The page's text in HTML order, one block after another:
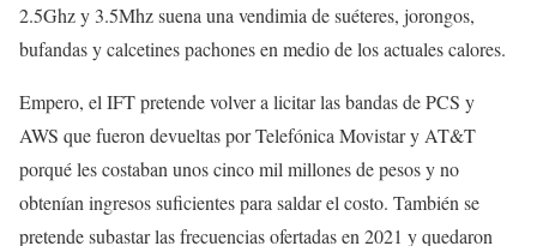
2.5Ghz y 3.5Mhz suena una vendimia de suéteres, jorongos,
bufandas y calcetines pachones en medio de los actuales calores.
Empero, el IFT pretende volver a licitar las bandas de PCS y
AWS que fueron devueltas por Telefónica Movistar y AT&T
porqué les costaban unos cinco mil millones de pesos y no
obtenían ingresos suficientes para saldar el costo. También se
pretende subastar las frecuencias ofertadas en 2021 y quedaron